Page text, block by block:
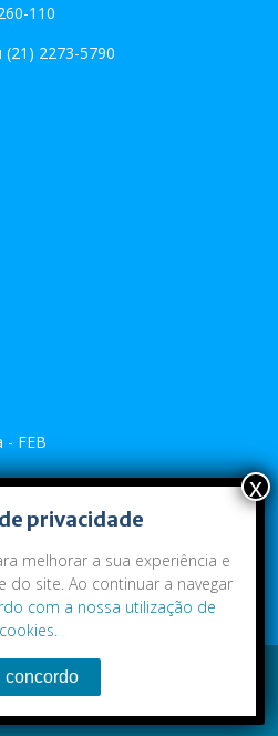
110
2273-5790
- FEB
- CEI
Todos os direitos reservados.
privacidade
melhorar a sua experiência e
do site. Ao continuar a navegar
com a nossa utilização de
cookies.